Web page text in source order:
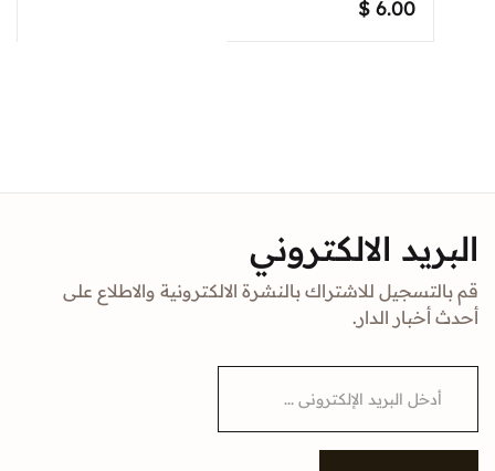
$ 6.00
البريد الالكتروني
قم بالتسجيل للاشتراك بالنشرة الالكترونية والاطلاع على
أحدث أخبار الدار.
i